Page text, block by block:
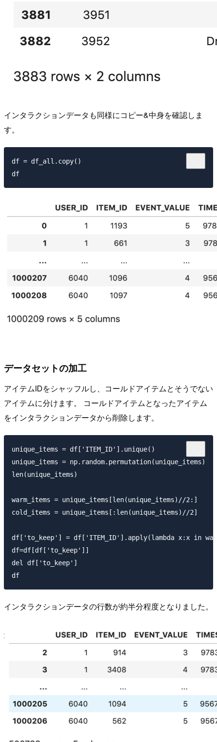
インタラクションデータも同様にコピー&中身を確認しま
す。
df = df_all.copy()
データセットの加工
アイテムIDをシャッフルし、コールドアイテムとそうでない
アイテムに分けます。 コールドアイテムとなったアイテム
をインタラクションデータから削除します。
unique_items = df['ITEM_ID'].unique()
unique_items = np.random.permutation(unique_items)
len(unique_items)
warm_items = unique_items[len(unique_items)//2:]
cold_items = unique_items[:len(unique_items)//2]
df['to_keep'] = df['ITEM_ID'].apply(lambda x:x in
df=df[df['to_keep']]
del df['to_keep']
インタラクションデータの行数が約半分程度となりました。